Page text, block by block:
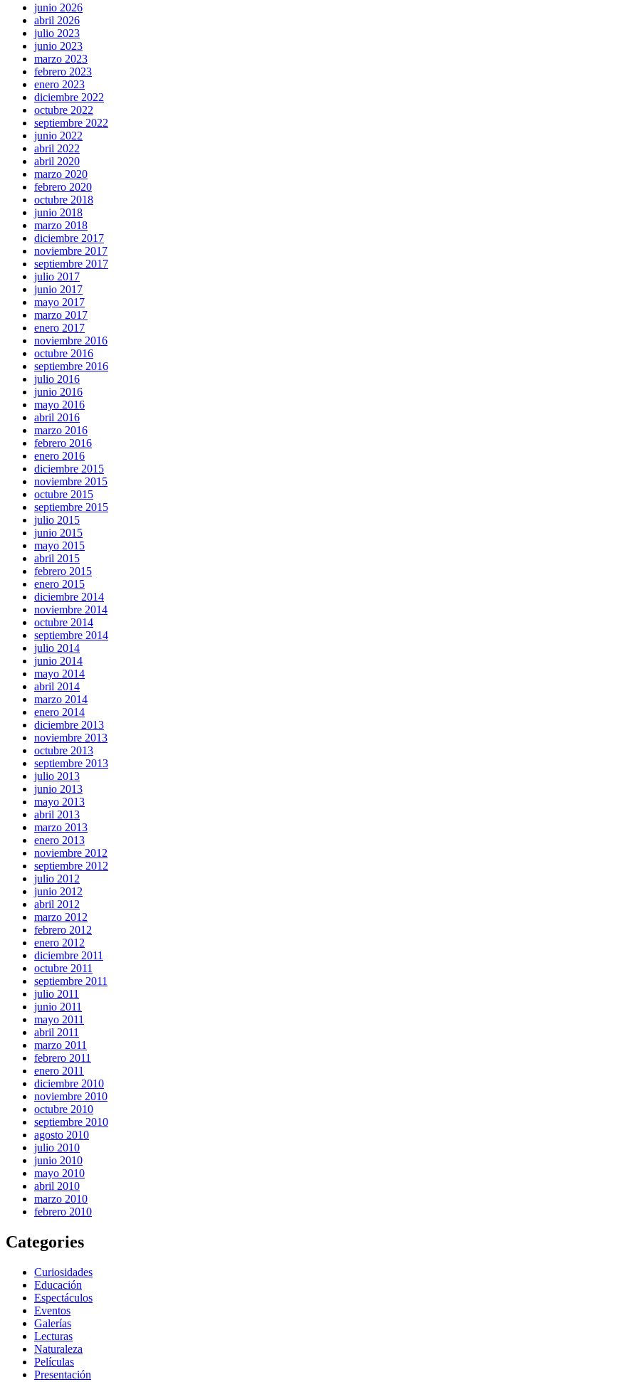
junio 2026
abril 2026
julio 2023
junio 2023
marzo 2023
febrero 2023
enero 2023
diciembre 2022
octubre 2022
septiembre 2022
junio 2022
abril 2022
abril 2020
marzo 2020
febrero 2020
octubre 2018
junio 2018
marzo 2018
diciembre 2017
noviembre 2017
septiembre 2017
julio 2017
junio 2017
mayo 2017
marzo 2017
enero 2017
noviembre 2016
octubre 2016
septiembre 2016
julio 2016
junio 2016
mayo 2016
abril 2016
marzo 2016
febrero 2016
enero 2016
diciembre 2015
noviembre 2015
octubre 2015
septiembre 2015
julio 2015
junio 2015
mayo 2015
abril 2015
febrero 2015
enero 2015
diciembre 2014
noviembre 2014
octubre 2014
septiembre 2014
julio 2014
junio 2014
mayo 2014
abril 2014
marzo 2014
enero 2014
diciembre 2013
noviembre 2013
octubre 2013
septiembre 2013
julio 2013
junio 2013
mayo 2013
abril 2013
marzo 2013
enero 2013
noviembre 2012
septiembre 2012
julio 2012
junio 2012
abril 2012
marzo 2012
febrero 2012
enero 2012
diciembre 2011
octubre 2011
septiembre 2011
julio 2011
junio 2011
mayo 2011
abril 2011
marzo 2011
febrero 2011
enero 2011
diciembre 2010
noviembre 2010
octubre 2010
septiembre 2010
agosto 2010
julio 2010
junio 2010
mayo 2010
abril 2010
marzo 2010
febrero 2010
Categories
Curiosidades
Educación
Espectáculos
Eventos
Galerías
Lecturas
Naturaleza
Películas
Presentación